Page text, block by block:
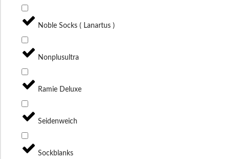
Noble Socks ( Lanartus )
Nonplusultra
Ramie Deluxe
Seidenweich
Sockblanks